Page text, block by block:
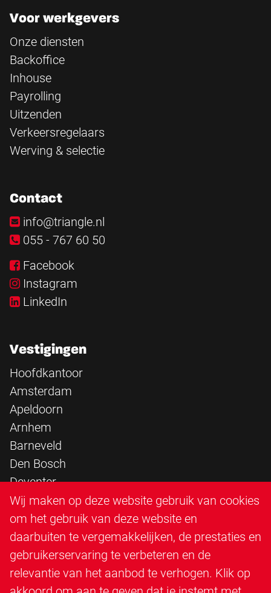
Voor werkgevers
Onze diensten
Backoffice
Inhouse
Payrolling
Uitzenden
Verkeersregelaars
Werving & selectie
Contact
info@triangle.nl
055 - 767 60 50
Facebook
Instagram
LinkedIn
Vestigingen
Hoofdkantoor
Amsterdam
Apeldoorn
Arnhem
Barneveld
Den Bosch
Deventer
Epe
Sittard
Triangle Infra
Triangle Steigerbouw
Utrecht
Wij maken op deze website gebruik van cookies
om het gebruik van deze website en
daarbuiten te vergemakkelijken, de prestaties en
gebruikerservaring te verbeteren en de
relevantie van het aanbod te verhogen. Klik op